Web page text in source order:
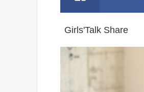
Girls'Talk Share